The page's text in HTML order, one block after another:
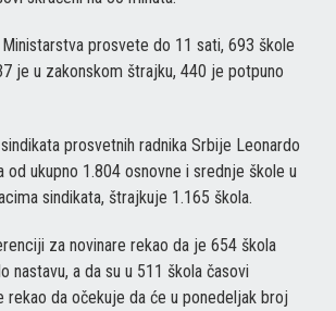
prosvete do 11 sati, 693 škole
je u zakonskom štrajku, 440 je potpuno
prosvetnih radnika Srbije Leonardo
od ukupno 1.804 osnovne i srednje škole u
sindikata, štrajkuje 1.165 škola.
za novinare rekao da je 654 škola
nastavu, a da su u 511 škola časovi
rekao da očekuje da će u ponedeljak broj